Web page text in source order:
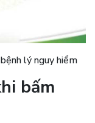
lý nguy hiểm
bấm